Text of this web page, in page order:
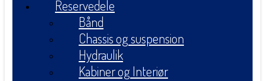
Reservedele
Bånd
Chassis og suspension
Hydraulik
Kabiner og Interiør